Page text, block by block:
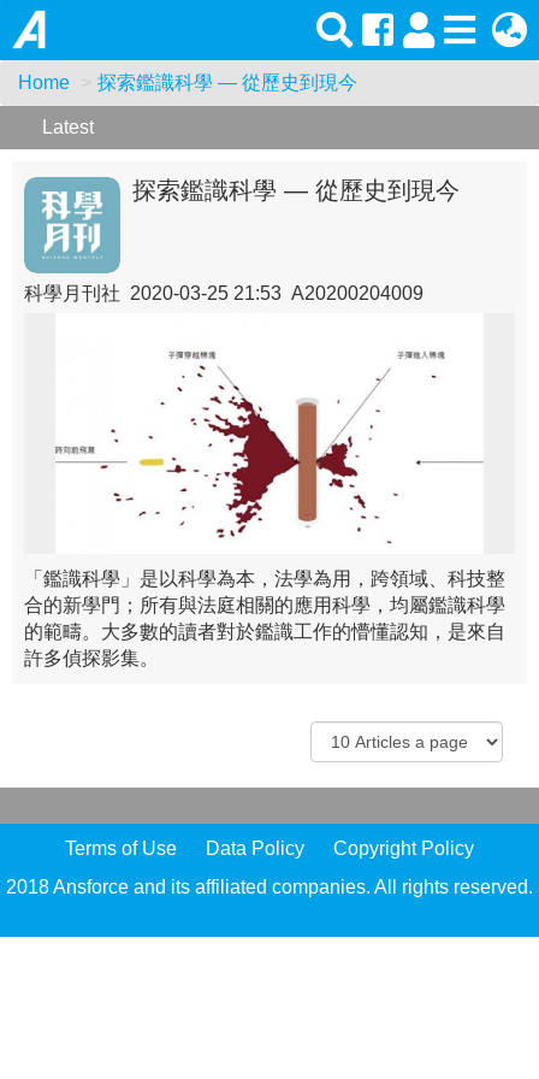
Home 探索鑑識科學 — 從歷史到現今
Latest
探索鑑識科學 — 從歷史到現今
科學月刊社 2020-03-25 21:53 A20200204009
「鑑識科學」是以科學為本，法學為用，跨領域、科技整
合的新學門；所有與法庭相關的應用科學，均屬鑑識科學
的範疇。大多數的讀者對於鑑識工作的懵懂認知，是來自
許多偵探影集。
Terms of Use Data Policy
Copyright Policy
2018 Ansforce and its affiliated companies. All rights reserved.